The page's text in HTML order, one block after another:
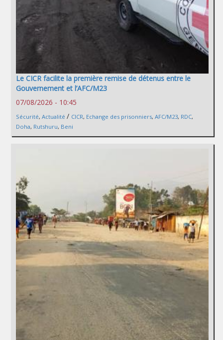
Le CICR facilite la première remise de détenus entre le
Gouvernement et l’AFC/M23
07/08/2026 - 10:45
Sécurité, Actualité / CICR, Echange des prisonniers, AFC/M23, RDC,
Doha, Rutshuru, Beni